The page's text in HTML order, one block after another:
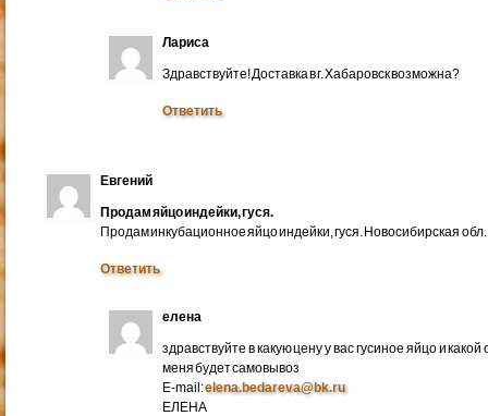
Лариса
Здравствуйте! Доставка в г. Хабаровск возможна?
Ответить
Евгений
Продам яйцо индейки, гуся.
Продам инкубационное яйцо индейки, гуся. Новосибирская
Ответить
елена
здравствуйте в какую цену у вас гусиное яйцо и
меня будет самовывоз
E-mail:elena.bedareva@bk.ru
ЕЛЕНА